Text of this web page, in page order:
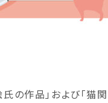
氏の作品」および「猫